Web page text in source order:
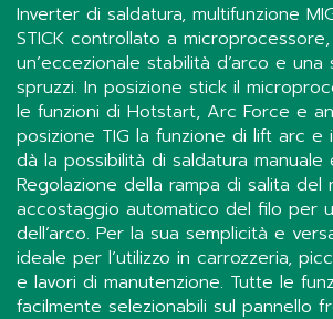
Inverter di saldatura, multifunzione
STICK controllato a
un’eccezionale stabilità d’arco e una
spruzzi. In posizione stick il
le funzioni di Hotstart, Arc Force e
posizione TIG la funzione di lift arc e
dà la possibilità di saldatura manuale
Regolazione della rampa di salita del
accostaggio automatico del filo per
dell’arco. Per la sua semplicità e
ideale per l’utilizzo in carrozzeria,
e lavori di manutenzione. Tutte le
facilmente selezionabili sul pannello